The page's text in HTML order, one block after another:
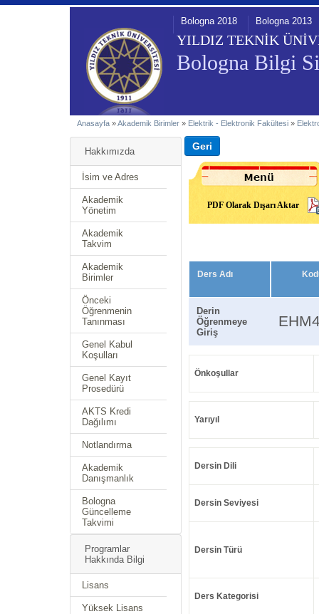
YILDIZ TEKNİK
Bologna Bilgi
Bologna 2018 Bologna 2013
Anasayfa »Akademik Birimler » Elektrik - Elektronik Fakültesi »
Hakkımızda
İsim ve Adres
Akademik
Yönetim
Akademik
Takvim
Akademik
Birimler
Önceki
Öğrenmenin
Tanınması
Genel Kabul
Koşulları
Genel Kayıt
Prosedürü
AKTS Kredi
Dağılımı
Notlandırma
Akademik
Danışmanlık
Bologna
Güncelleme
Takvimi
Programlar
Hakkında Bilgi
Lisans
Yüksek Lisans
PDF Olarak Dışarı Aktar
Ders Adı
Derin
Öğrenmeye
Giriş
Önkoşullar
Yarıyıl
Dersin Dili
Dersin Seviyesi
Dersin Türü
Ders Kategorisi